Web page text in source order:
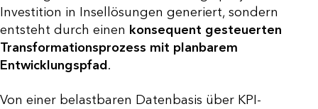
Investition in Insellösungen generiert, sondern
entsteht durch einen konsequent gesteuerten
Transformationsprozess mit planbarem
Entwicklungspfad.
Von einer belastbaren Datenbasis über KPI-